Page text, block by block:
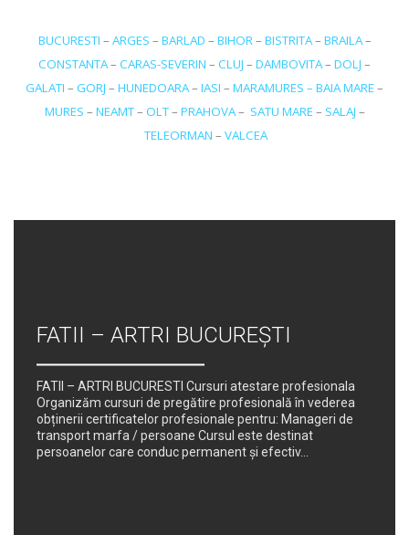
BUCURESTI – ARGES – BARLAD – BIHOR– BISTRITA– BRAILA–
CONSTANTA– CARAS-SEVERIN – CLUJ – DAMBOVITA– DOLJ –
GALATI – GORJ – HUNEDOARA– IASI – MARAMURES – BAIA MARE–
MURES – NEAMT– OLT– PRAHOVA– SATU MARE– SALAJ –
TELEORMAN – VALCEA
FATII – ARTRI BUCUREȘTI
FATII – ARTRI BUCURESTI Cursuri atestare profesionala
Organizăm cursuri de pregătire profesională în vederea
obținerii certificatelor profesionale pentru: Manageri de
transport marfa / persoane Cursul este destinat
persoanelor care conduc permanent şi efectiv...